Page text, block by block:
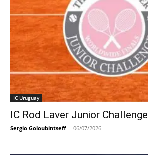
IC Uruguay
IC Rod Laver Junior Challenge
Sergio Goloubintseff - 06/07/2026